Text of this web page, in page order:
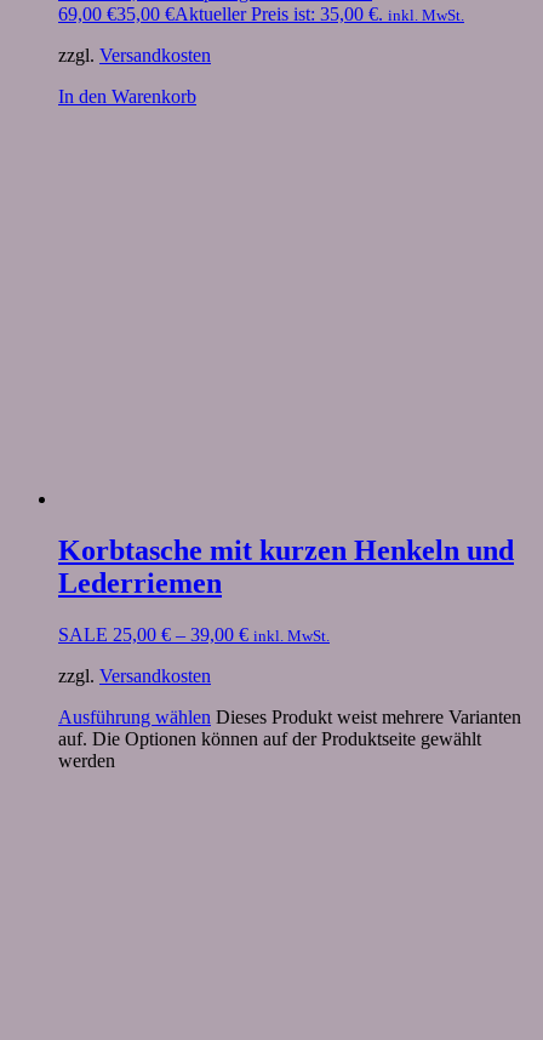
69,00 €35,00 €Aktueller Preis ist: 35,00 €. inkl. MwSt.
zzgl. Versandkosten
In den Warenkorb
Korbtasche mit kurzen Henkeln und
Lederriemen
SALE 25,00 € – 39,00 € inkl. MwSt.
zzgl. Versandkosten
Ausführung wählen Dieses Produkt weist mehrere Varianten
auf. Die Optionen können auf der Produktseite gewählt
werden